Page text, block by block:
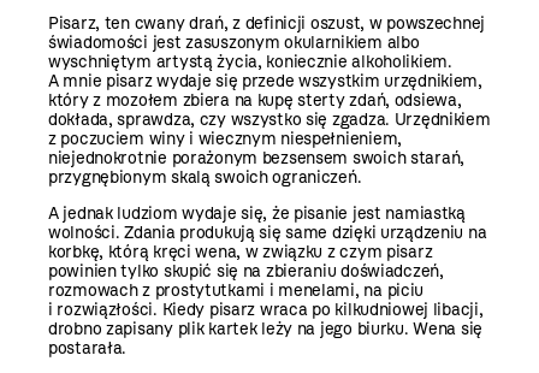
Pisarz, ten cwany drań, z definicji oszust, w powszechnej
świadomości jest zasuszonym okularnikiem albo
wyschniętym artystą życia, koniecznie alkoholikiem.
A mnie pisarz wydaje się przede wszystkim urzędnikiem,
który z mozołem zbiera na kupę sterty zdań, odsiewa,
dokłada, sprawdza, czy wszystko się ­zgadza. Urzędnikiem
z poczuciem winy i wiecznym niespełnieniem,
niejednokrotnie porażonym bezsensem swoich starań,
przygnębionym skalą swoich ograniczeń.
A jednak ludziom wydaje się, że pisanie jest namiastką
wolności. Zdania produkują się same dzięki urządzeniu na
korbkę, którą kręci wena, w związku z czym pisarz
powinien tylko skupić się na zbieraniu doświadczeń,
rozmowach z prostytutkami i menelami, na piciu
i rozwiązłości. Kiedy pisarz wraca po kilkudniowej libacji,
drobno zapisany plik kartek leży na jego biurku. Wena się
postarała.